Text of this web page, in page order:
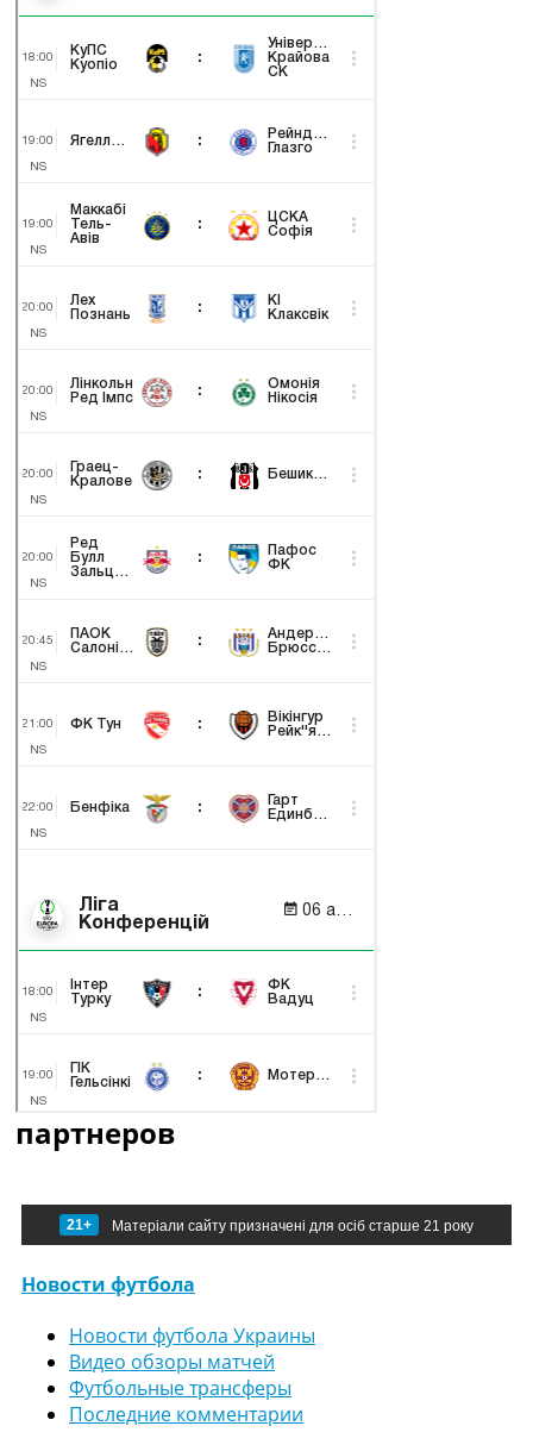
партнеров
21+ Матеріали сайту призначені для осіб старше 21 року
Новости футбола
Новости футбола Украины
Видео обзоры матчей
Футбольные трансферы
Последние комментарии